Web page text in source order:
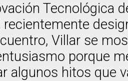
Tecnológica
Villar se
porque
algunos hitos que